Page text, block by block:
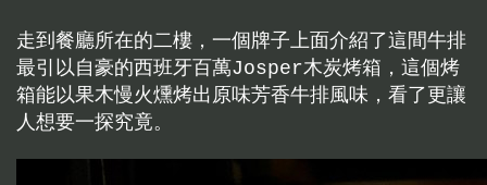
走到餐廳所在的二樓，一個牌子上面介紹了這間牛排
最引以自豪的西班牙百萬Josper木炭烤箱，這個烤
箱能以果木慢火燻烤出原味芳香牛排風味，看了更讓
人想要一探究竟。